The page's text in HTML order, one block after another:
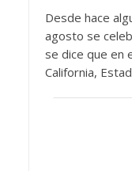
Desde hace
agosto se
se dice que en
California,